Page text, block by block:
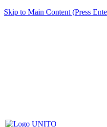
Skip to Main Content (Press